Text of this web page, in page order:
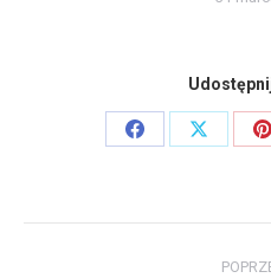
Share
Share